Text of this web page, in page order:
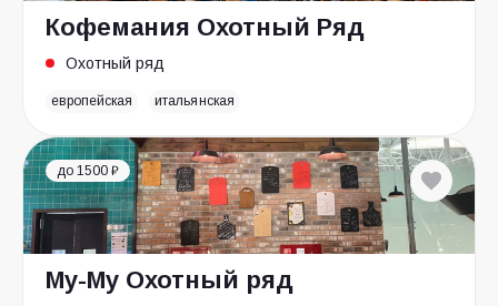
Кофемания Охотный Ряд
Охотный ряд
европейская итальянская
до 1500 ₽
Му-Му Охотный ряд